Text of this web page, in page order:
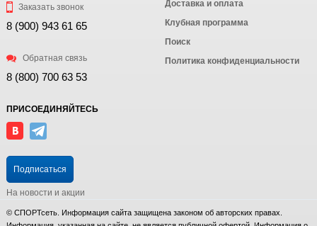
Заказать звонок
8 (900) 943 61 65
Обратная связь
8 (800) 700 63 53
Доставка и оплата
Клубная программа
Поиск
Политика конфиденциальности
ПРИСОЕДИНЯЙТЕСЬ
Подписаться
На новости и акции
© СПОРТсеть. Информация сайта защищена законом об авторских правах.